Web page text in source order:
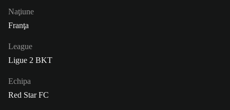
Naţiune
Franţa
League
Ligue 2 BKT
Echipa
Red Star FC